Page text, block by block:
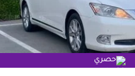
حصري